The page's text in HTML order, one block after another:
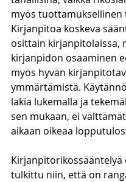
myös tuottamuksellinen
Kirjanpitoa koskeva
osittain kirjanpitolaissa,
kirjanpidon osaaminen
myös hyvän
ymmärtämistä.
lakia lukemalla ja
sen mukaan, ei
aikaan oikeaa
Kirjanpitorikossääntelyä
tulkittu niin, että on